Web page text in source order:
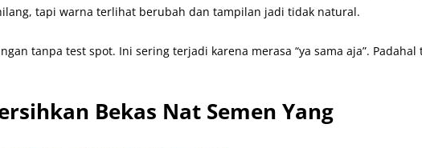
tapi warna terlihat berubah dan tampilan jadi tidak natural.
tanpa test spot. Ini sering terjadi karena merasa “ya sama aja”. Padahal
Bekas Nat Semen Yang